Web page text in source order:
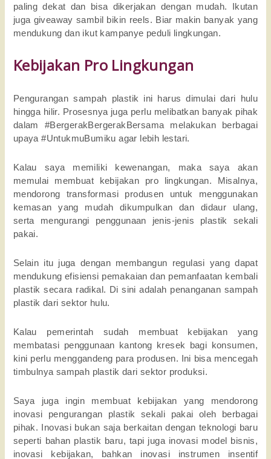
paling dekat dan bisa dikerjakan dengan mudah. Ikutan
juga giveaway sambil bikin reels. Biar makin banyak yang
mendukung dan ikut kampanye peduli lingkungan.
Kebijakan Pro Lingkungan
Pengurangan sampah plastik ini harus dimulai dari hulu
hingga hilir. Prosesnya juga perlu melibatkan banyak pihak
dalam #BergerakBergerakBersama melakukan berbagai
upaya #UntukmuBumiku agar lebih lestari.
Kalau saya memiliki kewenangan, maka saya akan
memulai membuat kebijakan pro lingkungan. Misalnya,
mendorong transformasi produsen untuk menggunakan
kemasan yang mudah dikumpulkan dan didaur ulang,
serta mengurangi penggunaan jenis-jenis plastik sekali
pakai.
Selain itu juga dengan membangun regulasi yang dapat
mendukung efisiensi pemakaian dan pemanfaatan kembali
plastik secara radikal. Di sini adalah penanganan sampah
plastik dari sektor hulu.
Kalau pemerintah sudah membuat kebijakan yang
membatasi penggunaan kantong kresek bagi konsumen,
kini perlu menggandeng para produsen. Ini bisa mencegah
timbulnya sampah plastik dari sektor produksi.
Saya juga ingin membuat kebijakan yang mendorong
inovasi pengurangan plastik sekali pakai oleh berbagai
pihak. Inovasi bukan saja berkaitan dengan teknologi baru
seperti bahan plastik baru, tapi juga inovasi model bisnis,
inovasi kebijakan, bahkan inovasi instrumen insentif